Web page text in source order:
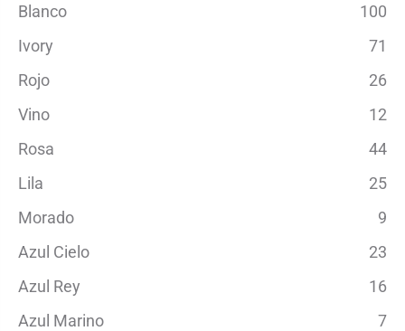
Blanco
100
Ivory
71
Rojo
26
Vino
12
Rosa
44
Lila
25
Morado
9
Azul Cielo
23
Azul Rey
16
Azul Marino
7